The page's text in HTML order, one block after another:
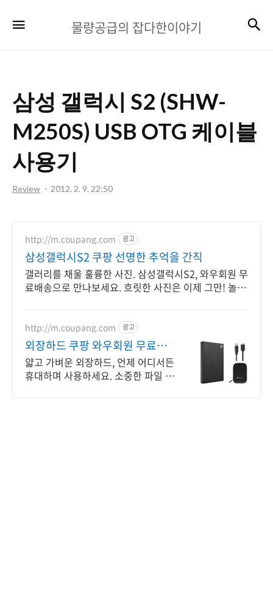
량
의
잡
다
기
물량공급의 잡다한이야기
삼성 갤럭시 S2 (SHW-
M250S) USB OTG 케이블
사용기
Review 2012. 2. 9. 22:50
http://m.coupang.com 광고
삼성갤럭시S2 쿠팡 선명한 추억을 간직
갤러리를 채울 훌륭한 사진. 삼성갤럭시S2, 와우회원 무
료배송으로 만나보세요. 흐릿한 사진은 이제 그만! 놀라
http://m.coupang.com 광고
외장하드 쿠팡 와우회원 무료배
송으로 간편
얇고 가벼운 외장하드, 언제 어디서든
휴대하며 사용하세요. 소중한 파일 지